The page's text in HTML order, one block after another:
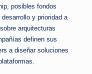
posibles fondos
y prioridad a
arquitecturas
definen sus
a diseñar soluciones